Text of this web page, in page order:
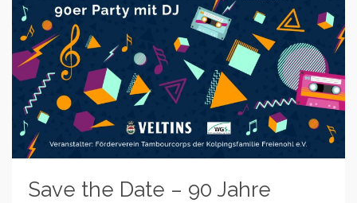
Save the Date – 90 Jahre